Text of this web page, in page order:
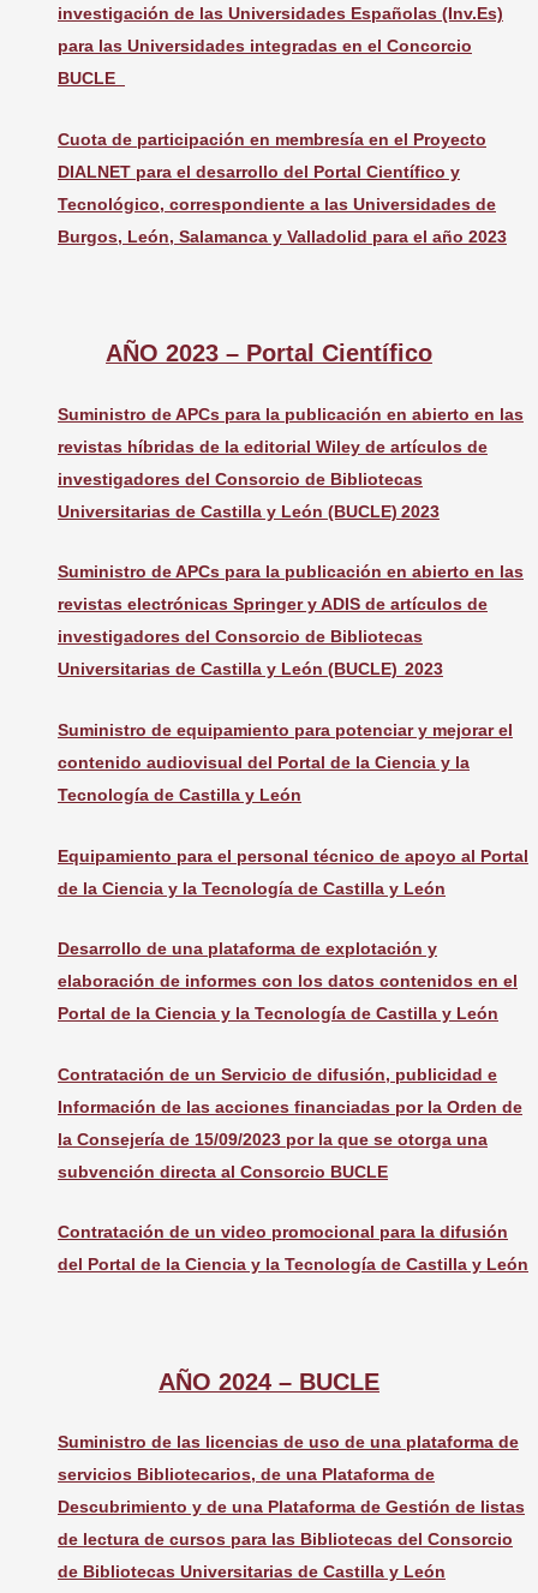
investigación de las Universidades Españolas (Inv.Es)
para las Universidades integradas en el Concorcio
BUCLE
Cuota de participación en membresía en el Proyecto
DIALNET para el desarrollo del Portal Científico y
Tecnológico, correspondiente a las Universidades de
Burgos, León, Salamanca y Valladolid para el año 2023
AÑO 2023 – Portal Científico
Suministro de APCs para la publicación en abierto en las
revistas híbridas de la editorial Wiley de artículos de
investigadores del Consorcio de Bibliotecas
Universitarias de Castilla y León (BUCLE) 2023
Suministro de APCs para la publicación en abierto en las
revistas electrónicas Springer y ADIS de artículos de
investigadores del Consorcio de Bibliotecas
Universitarias de Castilla y León (BUCLE) 2023
Suministro de equipamiento para potenciar y mejorar el
contenido audiovisual del Portal de la Ciencia y la
Tecnología de Castilla y León
Equipamiento para el personal técnico de apoyo al Portal
de la Ciencia y la Tecnología de Castilla y León
Desarrollo de una plataforma de explotación y
elaboración de informes con los datos contenidos en el
Portal de la Ciencia y la Tecnología de Castilla y León
Contratación de un Servicio de difusión, publicidad e
Información de las acciones financiadas por la Orden de
la Consejería de 15/09/2023 por la que se otorga una
subvención directa al Consorcio BUCLE
Contratación de un video promocional para la difusión
del Portal de la Ciencia y la Tecnología de Castilla y León
AÑO 2024 – BUCLE
Suministro de las licencias de uso de una plataforma de
servicios Bibliotecarios, de una Plataforma de
Descubrimiento y de una Plataforma de Gestión de listas
de lectura de cursos para las Bibliotecas del Consorcio
de Bibliotecas Universitarias de Castilla y León